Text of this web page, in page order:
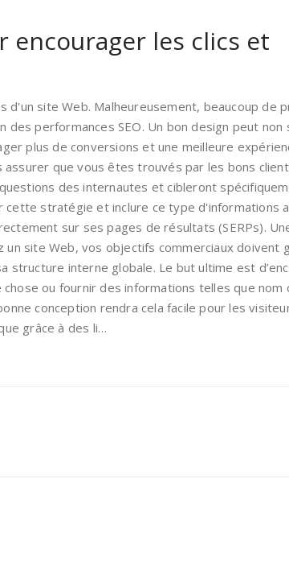
encourager les clics et
d'un site Web. Malheureusement, beaucoup de
performances SEO. Un bon design peut
plus de conversions et une meilleure
que vous êtes trouvés par les bons
des internautes et cibleront
stratégie et inclure ce type d'informations
sur ses pages de résultats (SERPs).
site Web, vos objectifs commerciaux doivent
structure interne globale. Le but ultime est
ou fournir des informations telles que nom
conception rendra cela facile pour les
grâce à des li…